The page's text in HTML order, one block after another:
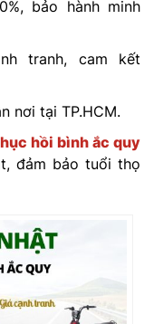
bảo hành minh
tranh, cam kết
nơi tại TP.HCM.
hồi bình ắc quy
đảm bảo tuổi thọ